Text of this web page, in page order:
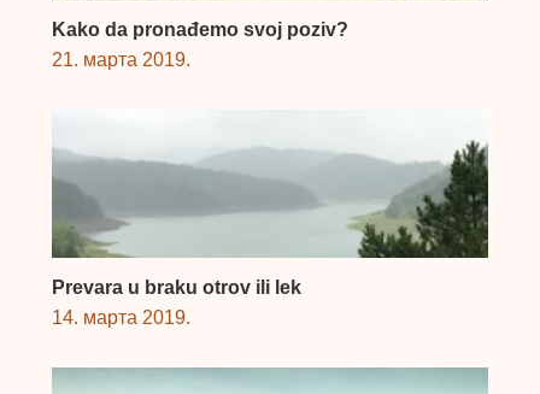
Kako da pronađemo svoj poziv?
21. марта 2019.
Prevara u braku otrov ili lek
14. марта 2019.